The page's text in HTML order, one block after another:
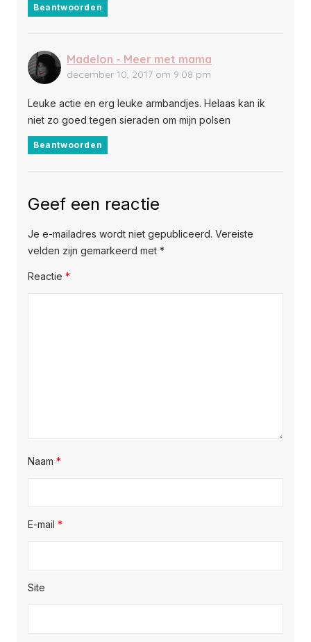
Beantwoorden
Madelon - Meer met mama
december 10, 2017 om 9:08 pm
Leuke actie en erg leuke armbandjes. Helaas kan ik
niet zo goed tegen sieraden om mijn polsen
Beantwoorden
Geef een reactie
Je e-mailadres wordt niet gepubliceerd. Vereiste
velden zijn gemarkeerd met *
Reactie *
Naam *
E-mail *
Site